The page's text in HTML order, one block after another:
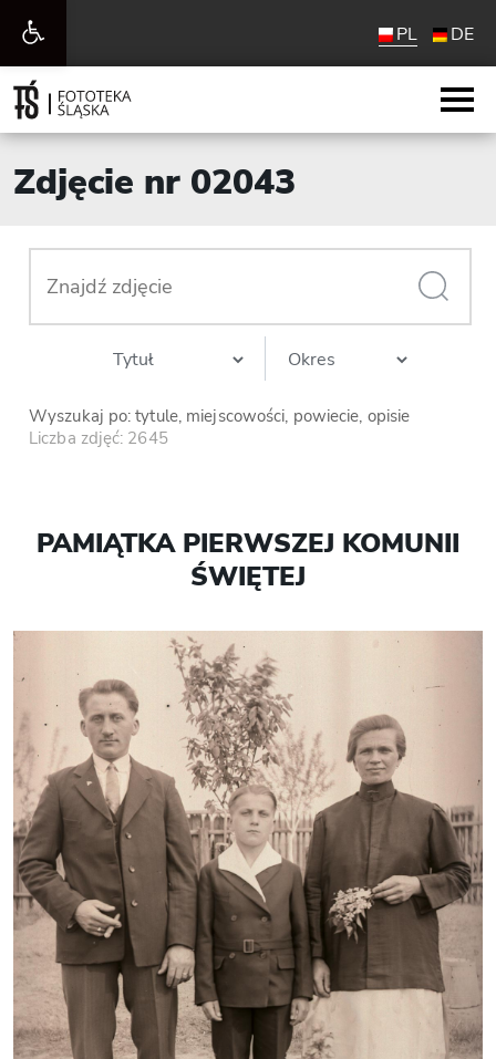
Otwórz
pasek
narzędzi
PL DE
Zdjęcie nr 02043
Wyszukaj po: tytule, miejscowości, powiecie, opisie
Liczba zdjęć: 2645
PAMIĄTKA PIERWSZEJ KOMUNII
ŚWIĘTEJ